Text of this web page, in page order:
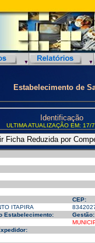
Estabelecimento de
Identificação
ULTIMA ATUALIZAÇÃO EM:
CEP:
ITAPIRA
Estabelecimento:
Gestão: